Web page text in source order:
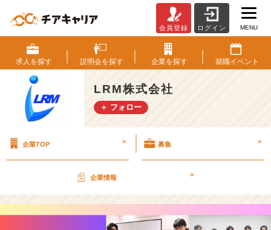
ル
チ
ャ
ー
紹
介】
合
宿、
っ
会員登録 ログイン MENU
求人を探す 説明会を探す 企業を探す 就職イベント
LRM株式会社
＋ フォロー
企業TOP > 募集 >
企業情報 >